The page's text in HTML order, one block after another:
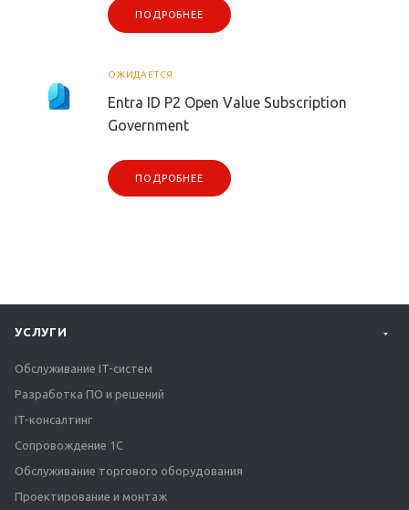
ПОДРОБНЕЕ
ОЖИДАЕТСЯ
Entra ID P2 Open Value Subscription
Government
ПОДРОБНЕЕ
УСЛУГИ
Обслуживание IT-систем
Разработка ПО и решений
IT-консалтинг
Сопровождение 1С
Обслуживание торгового оборудования
Проектирование и монтаж